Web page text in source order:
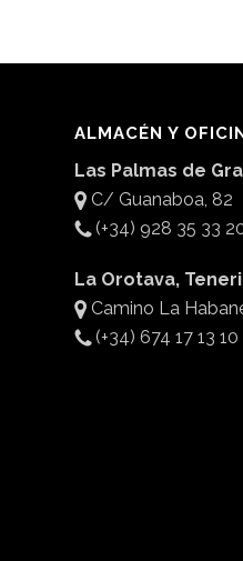
ALMACÉN Y
Las Palmas de
C/ Guanaboa, 82
(+34) 928 35 33
La Orotava,
Camino La
(+34) 674 17 13 10